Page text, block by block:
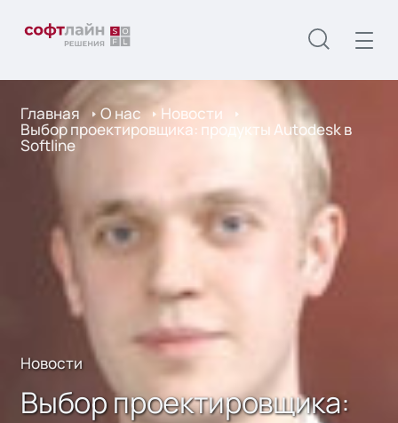
Главная О нас Новости
Выбор проектировщика: продукты Autodesk в
Softline
Новости
Выбор проектировщика: